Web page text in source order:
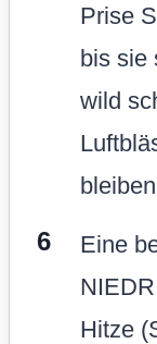
Prise
bis sie
wild
Eine
Hitze